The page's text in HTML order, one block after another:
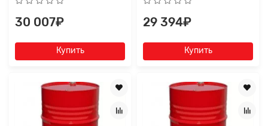
30 007₽
Купить
29 394₽
Купить